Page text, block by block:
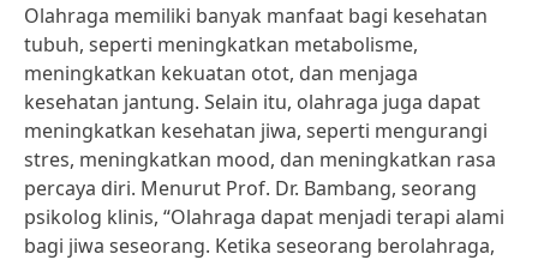
Olahraga memiliki banyak manfaat bagi kesehatan
tubuh, seperti meningkatkan metabolisme,
meningkatkan kekuatan otot, dan menjaga
kesehatan jantung. Selain itu, olahraga juga dapat
meningkatkan kesehatan jiwa, seperti mengurangi
stres, meningkatkan mood, dan meningkatkan rasa
percaya diri. Menurut Prof. Dr. Bambang, seorang
psikolog klinis, “Olahraga dapat menjadi terapi alami
bagi jiwa seseorang. Ketika seseorang berolahraga,